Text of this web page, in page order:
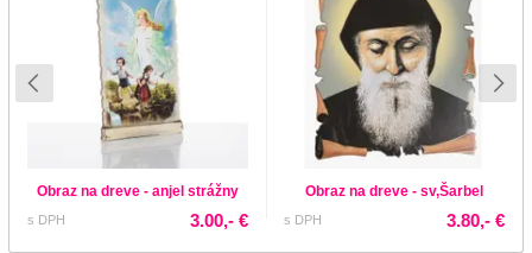
Obraz na dreve - anjel strážny
s DPH 3.00,- €
Obraz na dreve - sv,Šarbel
s DPH 3.80,- €